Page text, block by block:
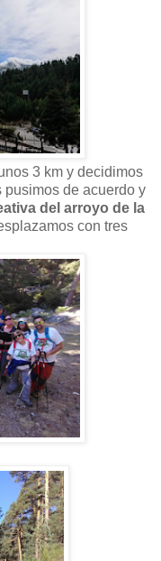
3 km y decidimos
pusimos de acuerdo y
del arroyo de la
con tres